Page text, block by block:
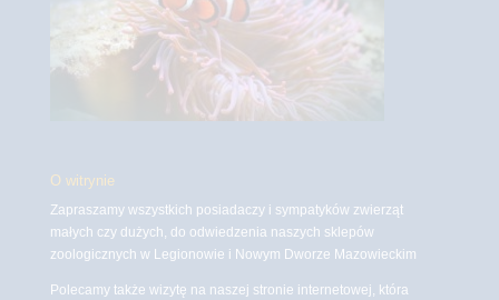
O witrynie
Zapraszamy wszystkich posiadaczy i sympatyków zwierząt
małych czy dużych, do odwiedzenia naszych sklepów
zoologicznych w Legionowie i Nowym Dworze Mazowieckim
Polecamy także wizytę na naszej stronie internetowej, która